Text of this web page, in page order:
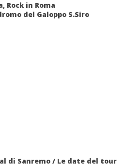
con
Pink Floyd in mostra
Rock in Roma
del Galoppo S.Siro
di Sanremo / Le date del tour